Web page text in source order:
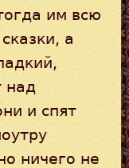
им всю
а
над
и спят
ничего не